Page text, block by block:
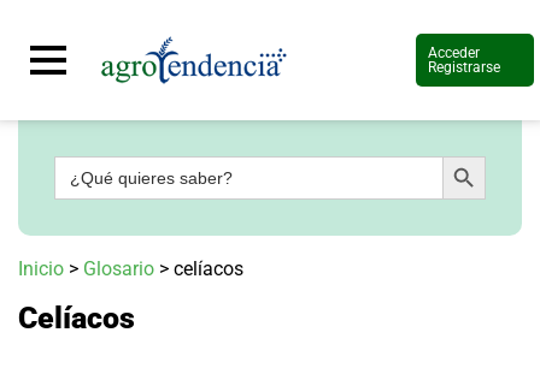
Acceder
Registrarse
Señal
en
más
Agrotendencia
Buscar: Botón de búsqueda
Inicio > Glosario > celíacos
Celíacos